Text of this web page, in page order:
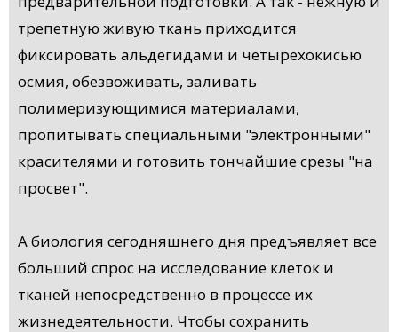
трепетную живую ткань приходится
фиксировать альдегидами и четырехокисью
осмия, обезвоживать, заливать
полимеризующимися материалами,
пропитывать специальными "электронными"
красителями и готовить тончайшие срезы "на
просвет".
А биология сегодняшнего дня предъявляет все
больший спрос на исследование клеток и
тканей непосредственно в процессе их
жизнедеятельности. Чтобы сохранить